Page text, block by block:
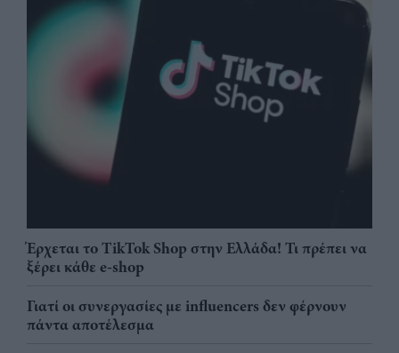
Έρχεται το TikTok Shop στην Ελλάδα! Τι πρέπει να
ξέρει κάθε e-shop
Γιατί οι συνεργασίες με influencers δεν φέρνουν
πάντα αποτέλεσμα